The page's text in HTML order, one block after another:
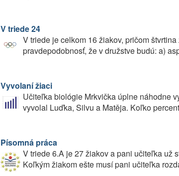
V triede 24
V triede je celkom 16 žiakov, pričom
pravdepodobnosť, že v družstve budú: a)
Vyvolaní žiaci
Učiteľka biológie Mrkvička úplne náhodne
vyvolal Luďka, Silvu a Matěja. Koľko
Písomná práca
V triede 6.A je 27 žiakov a pani učiteľka už
Koľkým žiakom ešte musí pani učiteľka